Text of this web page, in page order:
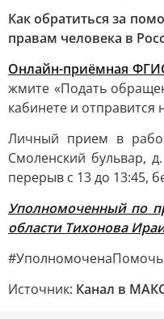
Как обратиться за
правам человека в
Онлайн-приёмная
жмите «Подать
кабинете и отправится
Личный прием в
Смоленский бульвар,
перерыв с 13 до 13:45,
Уполномоченный по
области Тихонова
#УполномоченаПомочь
Источник: Канал в